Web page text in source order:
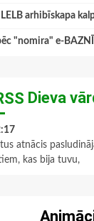
LELB arhibīskapa
"nomira" e-
Dieva
atnācis
kas bija tuvu,